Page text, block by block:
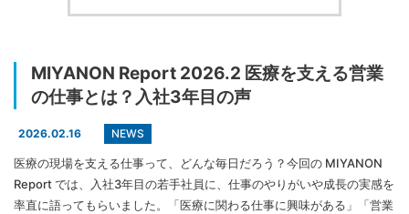
MIYANON Report 2026.2 医療を支える営業
の仕事とは？入社3年目の声
2026.02.16 NEWS
医療の現場を支える仕事って、どんな毎日だろう？今回の MIYANON
Report では、入社3年目の若手社員に、仕事のやりがいや成長の実感を
率直に語ってもらいました。「医療に関わる仕事に興味がある」「営業